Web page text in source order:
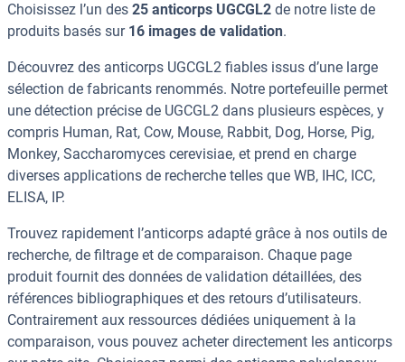
Choisissez l’un des 25 anticorps UGCGL2 de notre liste de
produits basés sur 16 images de validation.
Découvrez des anticorps UGCGL2 fiables issus d’une large
sélection de fabricants renommés. Notre portefeuille permet
une détection précise de UGCGL2 dans plusieurs espèces, y
compris Human, Rat, Cow, Mouse, Rabbit, Dog, Horse, Pig,
Monkey, Saccharomyces cerevisiae, et prend en charge
diverses applications de recherche telles que WB, IHC, ICC,
ELISA, IP.
Trouvez rapidement l’anticorps adapté grâce à nos outils de
recherche, de filtrage et de comparaison. Chaque page
produit fournit des données de validation détaillées, des
références bibliographiques et des retours d’utilisateurs.
Contrairement aux ressources dédiées uniquement à la
comparaison, vous pouvez acheter directement les anticorps